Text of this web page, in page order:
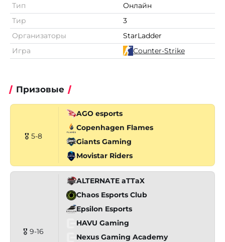
Тип
Онлайн
Тир
3
Организаторы
StarLadder
Игра
Counter-Strike
Призовые
🎖 5-8
AGO esports
Copenhagen Flames
Giants Gaming
Movistar Riders
🎖 9-16
ALTERNATE aTTaX
Chaos Esports Club
Epsilon Esports
HAVU Gaming
Nexus Gaming Academy